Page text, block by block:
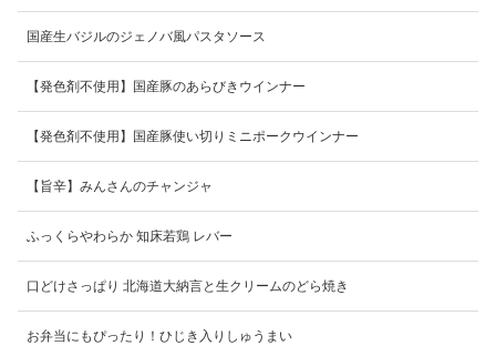
国産生バジルのジェノバ風パスタソース
【発色剤不使用】国産豚のあらびきウインナー
【発色剤不使用】国産豚使い切りミニポークウインナー
【旨辛】みんさんのチャンジャ
ふっくらやわらか 知床若鶏 レバー
口どけさっぱり 北海道大納言と生クリームのどら焼き
お弁当にもぴったり！ひじき入りしゅうまい